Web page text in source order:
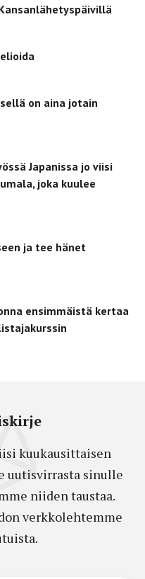
on aina jotain
Japanissa jo viisi
joka kuulee
ja tee hänet
ensimmäistä kertaa
kuukausittaisen
uutisvirrasta sinulle
niiden taustaa.
verkkolehtemme